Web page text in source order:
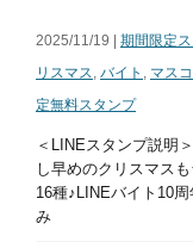
2025/11/19 | 期間限定
リスマス, バイト , マス
定無料スタンプ
＜LINEスタンプ説明
し早めのクリスマス
16種♪LINEバイト10
み